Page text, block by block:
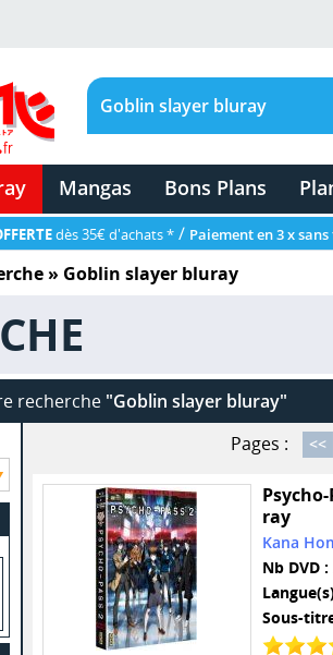
Mangas Bons Plans
dès 35€ d'achats * / Paiement en 3 x
» Goblin slayer bluray
recherche "Goblin slayer bluray"
Pages : <<
ray
Kana
Nb DVD :
Sous-